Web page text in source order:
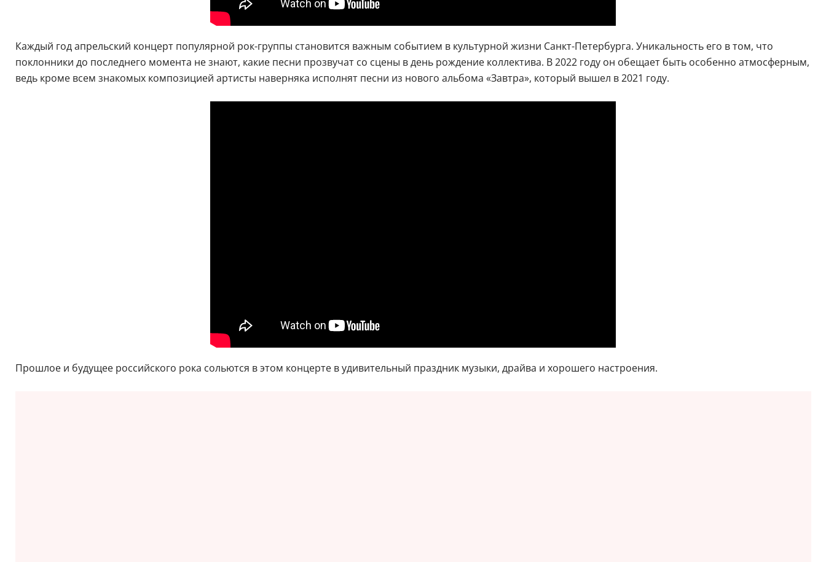
Каждый год апрельский концерт популярной рок-группы становится важным событием в культурной жизни Санкт-Петербурга. Уникальность его в том, что
поклонники до последнего момента не знают, какие песни прозвучат со сцены в день рождение коллектива. В 2022 году он обещает быть особенно атмосферным,
ведь кроме всем знакомых композицией артисты наверняка исполнят песни из нового альбома «Завтра», который вышел в 2021 году.
Прошлое и будущее российского рока сольются в этом концерте в удивительный праздник музыки, драйва и хорошего настроения.